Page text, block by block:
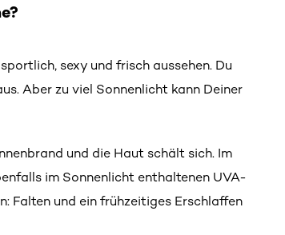
sexy und frisch aussehen. Du
Aber zu viel Sonnenlicht kann Deiner
und die Haut schält sich. Im
im Sonnenlicht enthaltenen UVA-
Falten und ein frühzeitiges Erschlaffen